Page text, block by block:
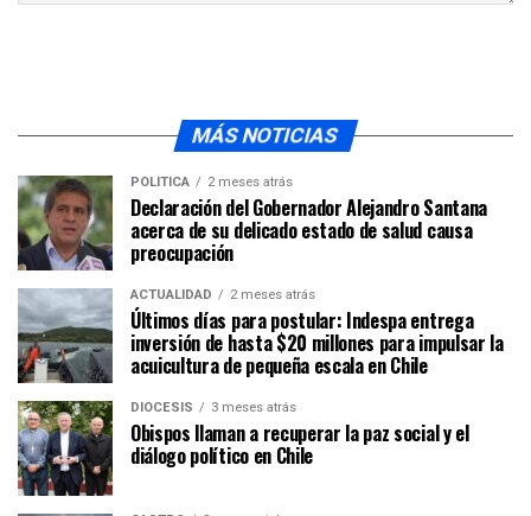
MÁS NOTICIAS
POLÍTICA 2 meses atrás
Declaración del Gobernador Alejandro Santana
acerca de su delicado estado de salud causa
preocupación
ACTUALIDAD 2 meses atrás
Últimos días para postular: Indespa entrega
inversión de hasta $20 millones para impulsar la
acuicultura de pequeña escala en Chile
DIÓCESIS 3 meses atrás
Obispos llaman a recuperar la paz social y el
diálogo político en Chile